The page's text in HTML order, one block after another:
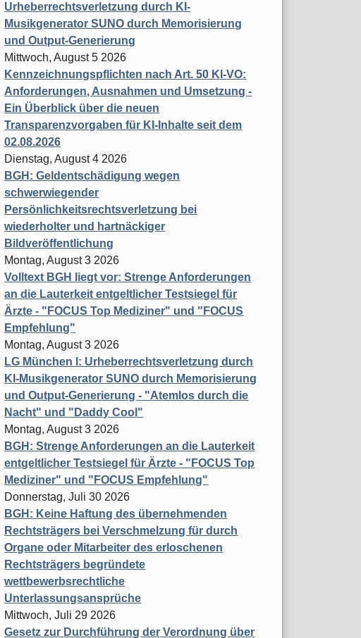
Urheberrechtsverletzung durch KI-
Musikgenerator SUNO durch Memorisierung
und Output-Generierung
Mittwoch, August 5 2026
Kennzeichnungspflichten nach Art. 50 KI-VO:
Anforderungen, Ausnahmen und Umsetzung -
Ein Überblick über die neuen
Transparenzvorgaben für KI-Inhalte seit dem
02.08.2026
Dienstag, August 4 2026
BGH: Geldentschädigung wegen
schwerwiegender
Persönlichkeitsrechtsverletzung bei
wiederholter und hartnäckiger
Bildveröffentlichung
Montag, August 3 2026
Volltext BGH liegt vor: Strenge Anforderungen
an die Lauterkeit entgeltlicher Testsiegel für
Ärzte - "FOCUS Top Mediziner" und "FOCUS
Empfehlung"
Montag, August 3 2026
LG München I: Urheberrechtsverletzung durch
KI-Musikgenerator SUNO durch Memorisierung
und Output-Generierung - "Atemlos durch die
Nacht" und "Daddy Cool"
Montag, August 3 2026
BGH: Strenge Anforderungen an die Lauterkeit
entgeltlicher Testsiegel für Ärzte - "FOCUS Top
Mediziner" und "FOCUS Empfehlung"
Donnerstag, Juli 30 2026
BGH: Keine Haftung des übernehmenden
Rechtsträgers bei Verschmelzung für durch
Organe oder Mitarbeiter des erloschenen
Rechtsträgers begründete
wettbewerbsrechtliche
Unterlassungsansprüche
Mittwoch, Juli 29 2026
Gesetz zur Durchführung der Verordnung über